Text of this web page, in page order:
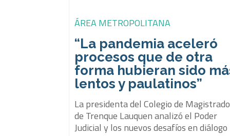
ÁREA METROPOLITANA
“La pandemia aceleró
procesos que de otra
forma hubieran sido
lentos y paulatinos”
La presidenta del Colegio de
de Trenque Lauquen analizó el Poder
Judicial y los nuevos desafíos en diálogo